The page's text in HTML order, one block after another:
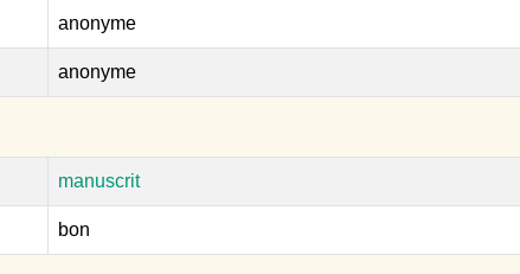
anonyme
anonyme
manuscrit
bon